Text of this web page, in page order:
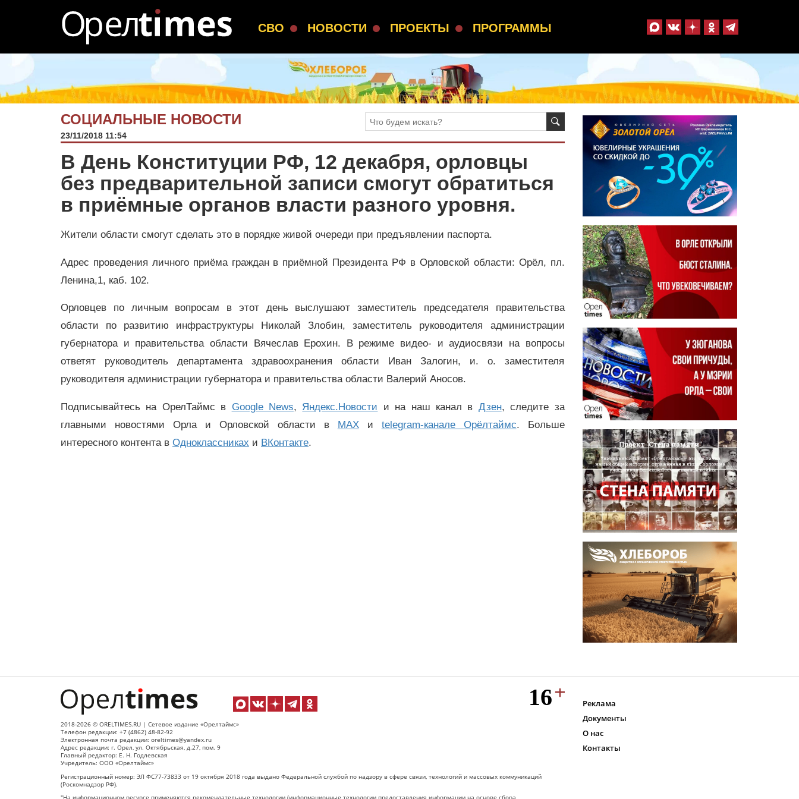
СВО НОВОСТИ ПРОЕКТЫ ПРОГРАММЫ
СОЦИАЛЬНЫЕ НОВОСТИ
23/11/2018 11:54
В День Конституции РФ, 12 декабря, орловцы
без предварительной записи смогут обратиться
в приёмные органов власти разного уровня.
Жители области смогут сделать это в порядке живой очереди при предъявлении паспорта.
Адрес проведения личного приёма граждан в приёмной Президента РФ в Орловской области: Орёл, пл.
Ленина,1, каб. 102.
Орловцев по личным вопросам в этот день выслушают заместитель председателя правительства
области по развитию инфраструктуры Николай Злобин, заместитель руководителя администрации
губернатора и правительства области Вячеслав Ерохин. В режиме видео- и аудиосвязи на вопросы
ответят руководитель департамента здравоохранения области Иван Залогин, и. о. заместителя
руководителя администрации губернатора и правительства области Валерий Аносов.
Подписывайтесь на ОрелТаймс в Google News, Яндекс.Новости и на наш канал в Дзен, следите за
главными новостями Орла и Орловской области в
MAXи telegram-канале Орёлтаймс. Больше
интересного контента в Одноклассниках и ВКонтакте.
2018-2026 © ORELTIMES.RU | Сетевое издание «Орелтаймс»
Телефон редакции: +7 (4862) 48-82-92
Электронная почта редакции: oreltimes@yandex.ru
Адрес редакции: г. Орел, ул. Октябрьская, д.27, пом. 9
Главный редактор: Е. Н. Годлевская
Учредитель: ООО «Орелтаймс»
Регистрационный номер: ЭЛ ФС77-73833 от 19 октября 2018 года выдано Федеральной службой по надзору в сфере связи, технологий и массовых коммуникаций
(Роскомнадзор РФ).
Реклама
Документы
О нас
Контакты